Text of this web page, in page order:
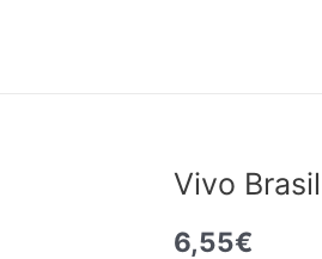
Vivo
6,55€